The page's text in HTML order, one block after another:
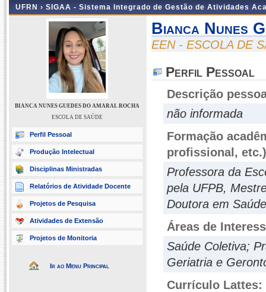
UFRN › SIGAA - Sistema Integrado de Gestão de Atividades
BIANCA NUNES GUEDES DO AMARAL ROCHA
ESCOLA DE SAÚDE
Perfil Pessoal
Produção Intelectual
Disciplinas Ministradas
Relatórios de Atividade Docente
Projetos de Pesquisa
Atividades de Extensão
Projetos de Monitoria
Ir ao Menu Principal
Bianca Nunes
EEN - ESCOLA DE
Perfil Pessoal
Descrição
não informada
Formação
profissional, etc.)
Professora da
pela UFPB,
Doutora em
Áreas de
Saúde Coletiva;
Geriatria e
Currículo Lattes: